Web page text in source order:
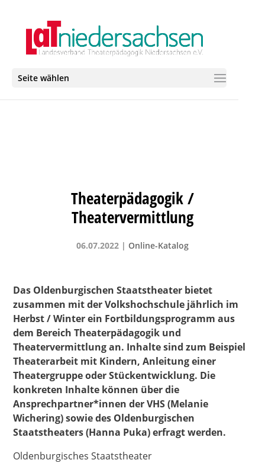
Seite wählen
Theaterpädagogik /
Theatervermittlung
06.07.2022 | Online-Katalog
Das Oldenburgischen Staatstheater bietet
zusammen mit der Volkshochschule jährlich im
Herbst / Winter ein Fortbildungsprogramm aus
dem Bereich Theaterpädagogik und
Theatervermittlung an. Inhalte sind zum Beispiel
Theaterarbeit mit Kindern, Anleitung einer
Theatergruppe oder Stückentwicklung. Die
konkreten Inhalte können über die
Ansprechpartner*innen der VHS (Melanie
Wichering) sowie des Oldenburgischen
Staatstheaters (Hanna Puka) erfragt werden.
Oldenburgisches Staatstheater